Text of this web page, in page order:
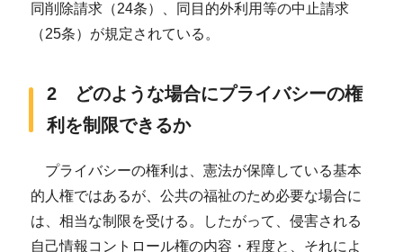
同削除請求（24条）、同目的外利用等の中止請求
（25条）が規定されている。
2 どのような場合にプライバシーの権
利を制限できるか
プライバシーの権利は、憲法が保障している基本
的人権ではあるが、公共の福祉のため必要な場合に
は、相当な制限を受ける。したがって、侵害される
自己情報コントロール権の内容・程度と、それによ